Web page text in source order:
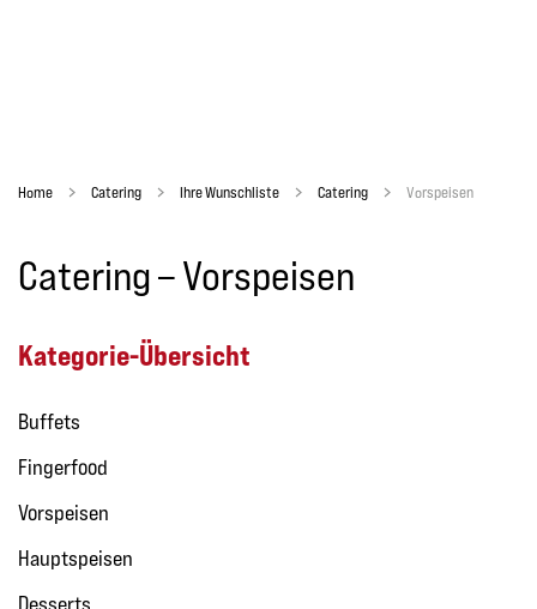
Home Catering Ihre Wunschliste Catering Vorspeisen
Catering – Vorspeisen
Kategorie-Übersicht
Buffets
Fingerfood
Vorspeisen
Hauptspeisen